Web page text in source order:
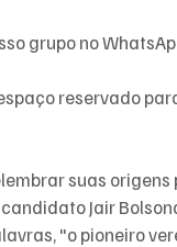
grupo no
reservado
suas
Jair
"o pioneiro